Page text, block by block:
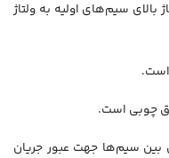
بالای سیم‌های اولیه به ولتاژ
بین سیم‌ها جهت عبور جریان